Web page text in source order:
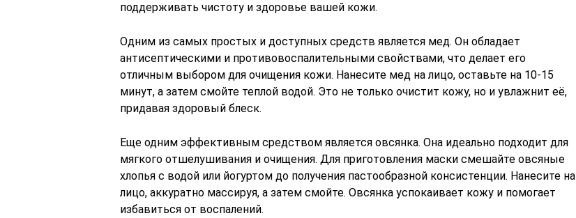
поддерживать чистоту и здоровье вашей кожи.
Одним из самых простых и доступных средств является мед. Он обладает
антисептическими и противовоспалительными свойствами, что делает его
отличным выбором для очищения кожи. Нанесите мед на лицо, оставьте на 10-15
минут, а затем смойте теплой водой. Это не только очистит кожу, но и увлажнит её,
придавая здоровый блеск.
Еще одним эффективным средством является овсянка. Она идеально подходит для
мягкого отшелушивания и очищения. Для приготовления маски смешайте овсяные
хлопья с водой или йогуртом до получения пастообразной консистенции. Нанесите на
лицо, аккуратно массируя, а затем смойте. Овсянка успокаивает кожу и помогает
избавиться от воспалений.